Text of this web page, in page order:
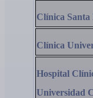
Clínica
Clínica
Hospital
Universidad